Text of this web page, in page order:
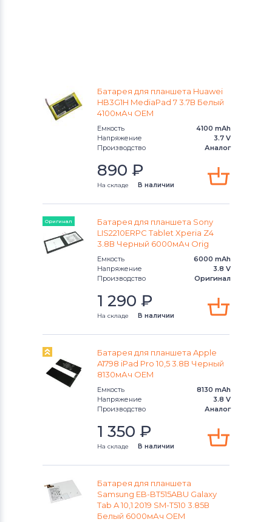
Батарея для планшета Huawei
HB3G1H MediaPad 7 3.7В Белый
4100мАч OEM
Емкость
4100 mAh
Напряжение
3.7 V
Производство
Аналог
890 ₽
На складе В наличии
Оригинал
Батарея для планшета Sony
LIS2210ERPC Tablet Xperia Z4
3.8В Черный 6000мАч Orig
Емкость
6000 mAh
Напряжение
3.8 V
Производство
Оригинал
1 290 ₽
На складе В наличии
Батарея для планшета Apple
A1798 iPad Pro 10,5 3.8В Черный
8130мАч OEM
Емкость
8130 mAh
Напряжение
3.8 V
Производство
Аналог
1 350 ₽
На складе В наличии
Батарея для планшета
Samsung EB-BT515ABU Galaxy
Tab A 10,1 2019 SM-T510 3.85В
Белый 6000мАч OEM